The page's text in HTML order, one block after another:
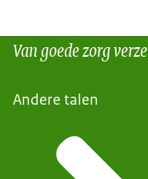
Van goede zorg
Andere talen